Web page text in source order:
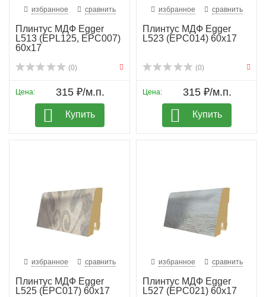
избранное сравнить
Плинтус МДФ Egger
L513 (EPL125, EPC007)
60х17
(0)
Цена: 315 ₽/м.п.
Купить
избранное сравнить
Плинтус МДФ Egger
L523 (EPC014) 60х17
(0)
Цена: 315 ₽/м.п.
Купить
избранное сравнить
Плинтус МДФ Egger
L525 (EPC017) 60х17
избранное сравнить
Плинтус МДФ Egger
L527 (EPC021) 60х17